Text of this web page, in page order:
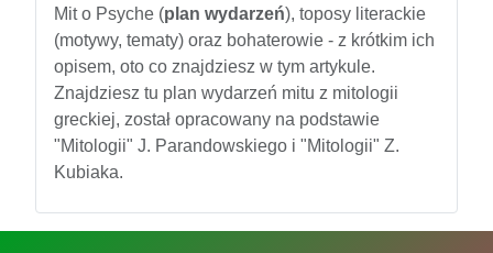
Mit o Psyche (plan wydarzeń), toposy literackie
(motywy, tematy) oraz bohaterowie - z krótkim ich
opisem, oto co znajdziesz w tym artykule.
Znajdziesz tu plan wydarzeń mitu z mitologii
greckiej, został opracowany na podstawie
"Mitologii" J. Parandowskiego i "Mitologii" Z.
Kubiaka.